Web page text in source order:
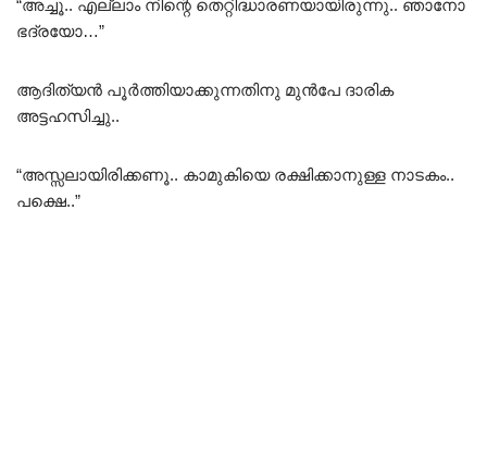
“അച്ചൂ.. എല്ലാം നിന്റെ തെറ്റിദ്ധാരണയായിരുന്നു.. ഞാനോ
ഭദ്രയോ…”
ആദിത്യൻ പൂർത്തിയാക്കുന്നതിനു മുൻപേ ദാരിക
അട്ടഹസിച്ചു..
“അസ്സലായിരിക്കണൂ.. കാമുകിയെ രക്ഷിക്കാനുള്ള നാടകം..
പക്ഷെ..”